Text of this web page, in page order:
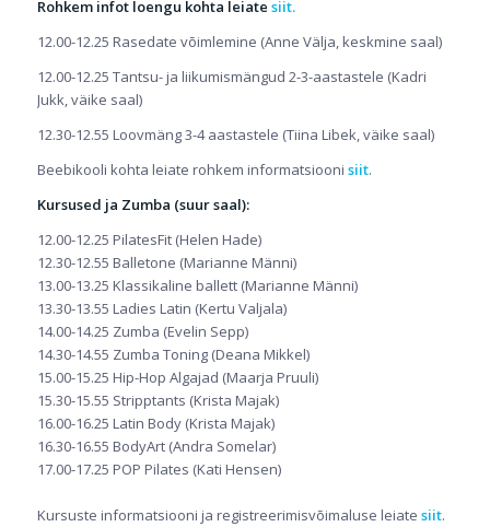
Rohkem infot loengu kohta leiate siit.
12.00-12.25 Rasedate võimlemine (Anne Välja, keskmine saal)
12.00-12.25 Tantsu- ja liikumismängud 2-3-aastastele (Kadri
Jukk, väike saal)
12.30-12.55 Loovmäng 3-4 aastastele (Tiina Libek, väike saal)
Beebikooli kohta leiate rohkem informatsiooni siit.
Kursused ja Zumba (suur saal):
12.00-12.25 PilatesFit (Helen Hade)
12.30-12.55 Balletone (Marianne Männi)
13.00-13.25 Klassikaline ballett (Marianne Männi)
13.30-13.55 Ladies Latin (Kertu Valjala)
14.00-14.25 Zumba (Evelin Sepp)
14.30-14.55 Zumba Toning (Deana Mikkel)
15.00-15.25 Hip-Hop Algajad (Maarja Pruuli)
15.30-15.55 Stripptants (Krista Majak)
16.00-16.25 Latin Body (Krista Majak)
16.30-16.55 BodyArt (Andra Somelar)
17.00-17.25 POP Pilates (Kati Hensen)
Kursuste informatsiooni ja registreerimisvõimaluse leiate siit.